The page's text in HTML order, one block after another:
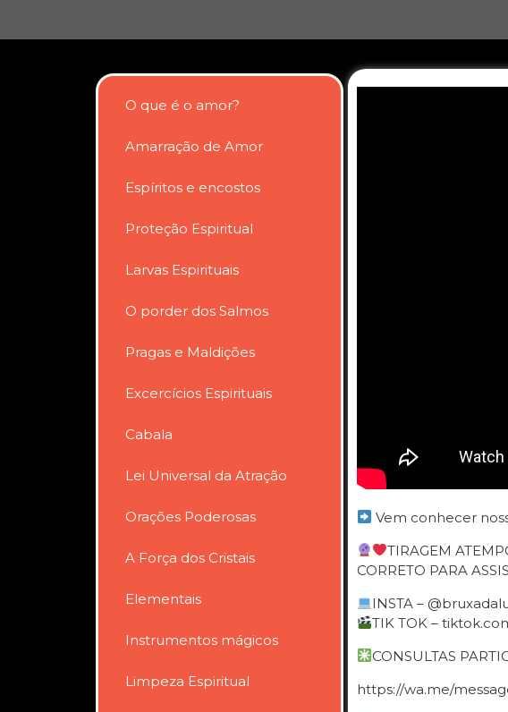
O que é o amor?
Amarração de Amor
Espíritos e encostos
Proteção Espiritual
Larvas Espirituais
O porder dos Salmos
Pragas e Maldições
Excercícios Espirituais
Cabala
Lei Universal da Atração
Orações Poderosas
A Força dos Cristais
Elementais
Instrumentos mágicos
Limpeza Espiritual
Vem conhecer
TIRAGEM
CORRETO PARA
INSTA –
TIK TOK –
CONSULTAS
https://wa.me/